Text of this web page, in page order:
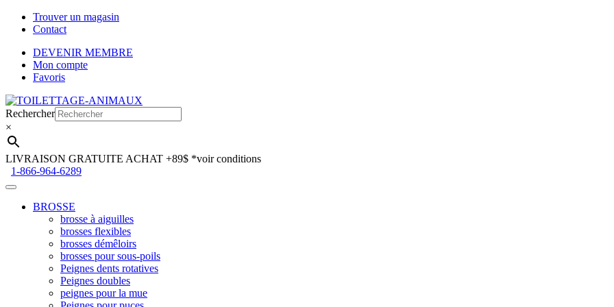
Trouver un magasin
Contact
DEVENIR MEMBRE
Mon compte
Favoris
Aller
à
la
navigation
Aller
au
contenu
Rechercher
×
LIVRAISON GRATUITE ACHAT +89$ *voir conditions
1-866-964-6289
BROSSE
brosse à aiguilles
brosses flexibles
brosses démêloirs
brosses pour sous-poils
Peignes dents rotatives
Peignes doubles
peignes pour la mue